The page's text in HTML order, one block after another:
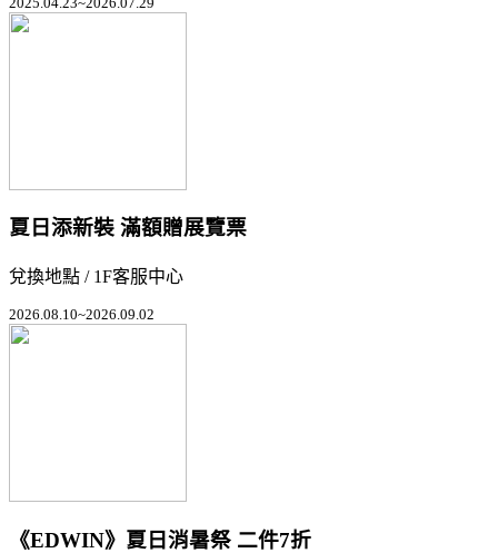
夏日添新裝 滿額贈展覽票
兌換地點 / 1F客服中心
2026.08.10~2026.09.02
《EDWIN》夏日消暑祭 二件7折